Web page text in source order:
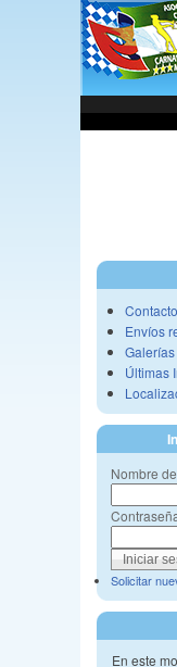
Contacto
Envíos
Últimas
Nombre
Solicitar
En este